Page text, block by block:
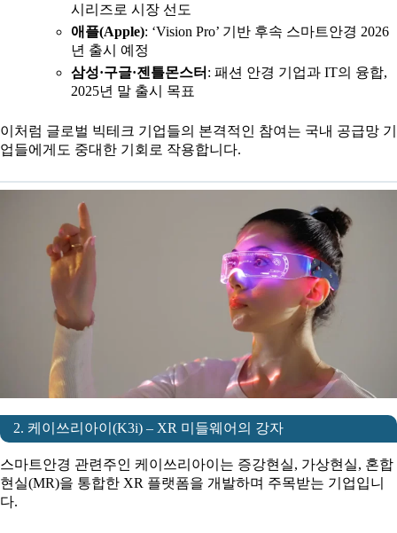
시리즈로 시장 선도
애플(Apple): ‘Vision Pro’ 기반 후속 스마트안경 2026
년 출시 예정
삼성·구글·젠틀몬스터 : 패션 안경 기업과 IT의 융합,
2025년 말 출시 목표
이처럼 글로벌 빅테크 기업들의 본격적인 참여는 국내 공급망 기
업들에게도 중대한 기회로 작용합니다.
2. 케이쓰리아이(K3i) – XR 미들웨어의 강자
스마트안경 관련주인 케이쓰리아이는 증강현실, 가상현실, 혼합
현실(MR)을 통합한 XR 플랫폼을 개발하며 주목받는 기업입니
다.